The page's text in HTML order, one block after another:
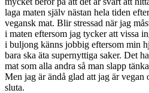
laga maten själv nästan hela tiden
vegansk mat. Blir stressad när jag
i maten eftersom jag tycker att vissa
i buljong känns jobbig eftersom min
bara ska äta supernyttiga saker. Det
mat som alla andra så man slapp
Men jag är ändå glad att jag är
sluta.